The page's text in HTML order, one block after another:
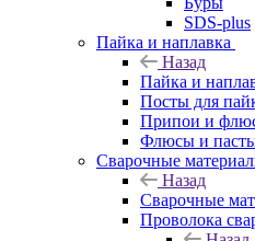
SDS-plus
Пайка и наплавка
Назад
Пайка и
Посты для
Припои и
Флюсы и
Сварочные
Назад
Сварочные
Проволока